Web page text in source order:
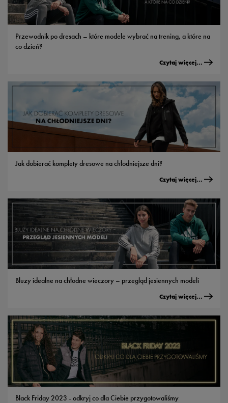
Przewodnik po dresach – które modele wybrać na trening, a które na
co dzień?
Czytaj więcej...
Jak dobierać komplety dresowe na chłodniejsze dni?
Czytaj więcej...
Bluzy idealne na chłodne wieczory – przegląd jesiennych modeli
Czytaj więcej...
Black Friday 2023 - odkryj co dla Ciebie przygotowaliśmy